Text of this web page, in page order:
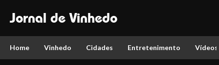
Jornal de Vinhedo
Home Vinhedo Cidades Entretenimento Vídeos